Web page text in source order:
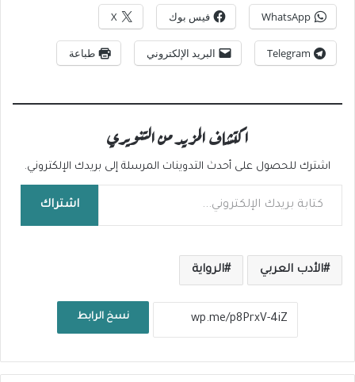
WhatsApp
فيس بوك X
Telegram البريد الإلكتروني طباعة
اكتشاف المزيد من التنويري
اشترك للحصول على أحدث التدوينات المرسلة إلى بريدك الإلكتروني.
كتابة بريدك الإلكتروني...
اشتراك
الأدب العربي الرواية
نسخ الرابط